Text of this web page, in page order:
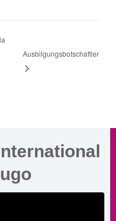
Ausbilgungsbotschaftler